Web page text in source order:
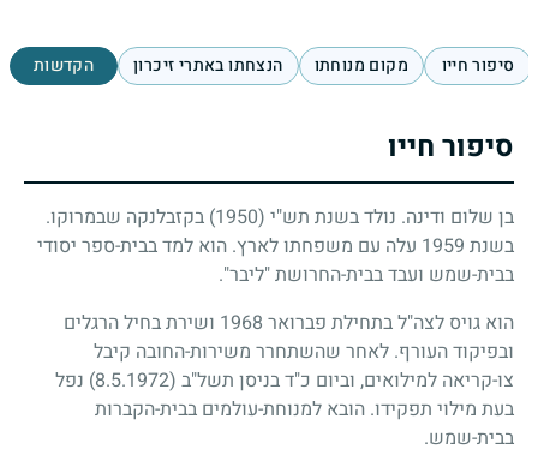
סיפור חייו מקום מנוחתו הנצחתו באתרי זיכרון הקדשות
סיפור חייו
בן שלום ודינה. נולד בשנת תש"י (1950)
בקזבלנקה שבמרוקו.
בשנת 1959 עלה עם משפחתו לארץ. הוא למד בבית-ספר יסודי
בבית-שמש ועבד בבית-החרושת "ליבר".
הוא גויס לצה"ל בתחילת פברואר 1968 ושירת בחיל הרגלים
ובפיקוד העורף. לאחר שהשתחרר משירות-החובה קיבל
צו-קריאה למילואים, וביום כ"ד בניסן תשל"ב (8.5.1972)
נפל
בעת מילוי תפקידו. הובא למנוחת-עולמים בבית-הקברות
בבית-שמש.